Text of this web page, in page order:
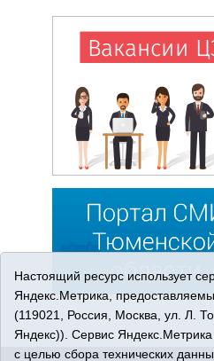
Настоящий ресурс использует
Яндекс.Метрика,
(119021, Россия, Москва, ул. Л.
Яндекс)). Сервис
с целью сбора технических